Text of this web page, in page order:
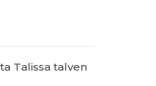
Talissa talven